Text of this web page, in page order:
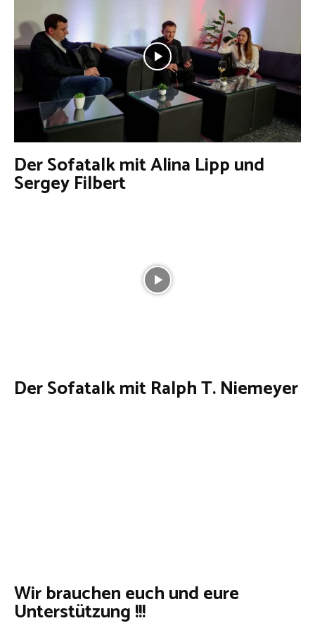
Der Sofatalk mit Alina Lipp und
Sergey Filbert
Der Sofatalk mit Ralph T. Niemeyer
Wir brauchen euch und eure
Unterstützung !!!